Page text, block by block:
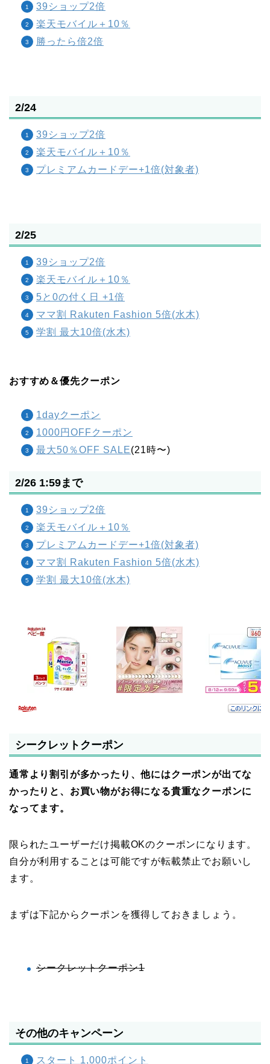
39ショップ2倍
楽天モバイル＋10％
勝ったら倍2倍
2/24
39ショップ2倍
楽天モバイル＋10％
プレミアムカードデー+1倍(対象者)
2/25
39ショップ2倍
楽天モバイル＋10％
5と0の付く日 +1倍
ママ割 Rakuten Fashion 5倍(水木)
学割 最大10倍(水木)
おすすめ＆優先クーポン
1dayクーポン
1000円OFFクーポン
最大50％OFF SALE(21時〜)
2/26 1:59まで
39ショップ2倍
楽天モバイル＋10％
プレミアムカードデー+1倍(対象者)
ママ割 Rakuten Fashion 5倍(水木)
学割 最大10倍(水木)
シークレットクーポン
通常より割引が多かったり、他にはクーポンが出てな
かったりと、お買い物がお得になる貴重なクーポンに
なってます。
限られたユーザーだけ掲載OKのクーポンになります。
自分が利用することは可能ですが転載禁止でお願いし
ます。
まずは下記からクーポンを獲得しておきましょう。
シークレットクーポン1
その他のキャンペーン
スタート 1,000ポイント